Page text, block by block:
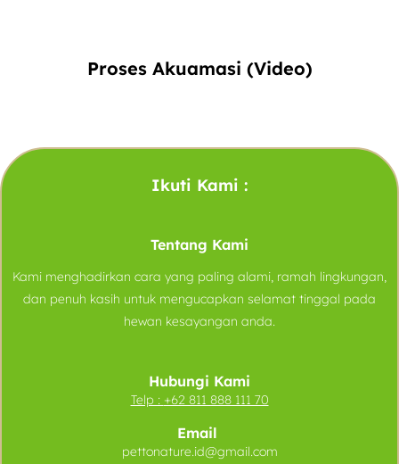
Proses Akuamasi (Video)
Ikuti Kami :
Tentang Kami
Kami menghadirkan cara yang paling alami, ramah lingkungan,
dan penuh kasih untuk mengucapkan selamat tinggal pada
hewan kesayangan anda.
Hubungi Kami
Telp : +62 811 888 111 70
Email
pettonature.id@gmail.com